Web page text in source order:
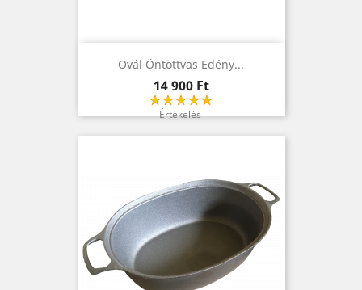
Ovál Öntöttvas Edény...
Ár
14 900 Ft
Értékelés